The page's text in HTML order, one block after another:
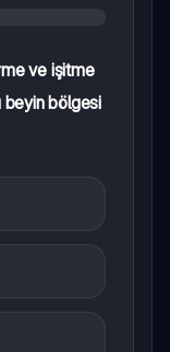
ve işitme
beyin bölgesi